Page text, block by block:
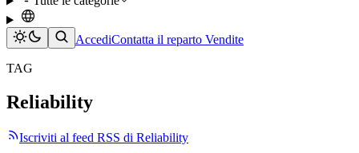
AccediContatta il reparto Vendite
TAG
Reliability
Iscriviti al feed RSS di Reliability